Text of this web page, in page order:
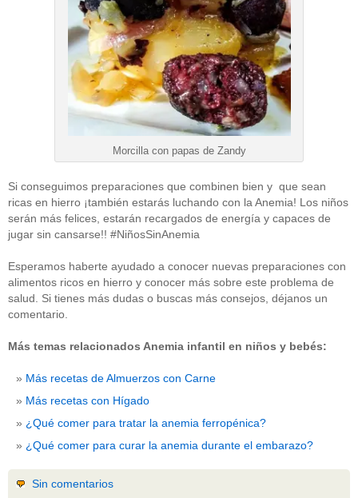
Morcilla con papas de Zandy
Si conseguimos preparaciones que combinen bien y que sean
ricas en hierro ¡también estarás luchando con la Anemia! Los niños
serán más felices, estarán recargados de energía y capaces de
jugar sin cansarse!! #NiñosSinAnemia
Esperamos haberte ayudado a conocer nuevas preparaciones con
alimentos ricos en hierro y conocer más sobre este problema de
salud. Si tienes más dudas o buscas más consejos, déjanos un
comentario.
Más temas relacionados Anemia infantil en niños y bebés:
Más recetas de Almuerzos con Carne
Más recetas con Hígado
¿Qué comer para tratar la anemia ferropénica?
¿Qué comer para curar la anemia durante el embarazo?
Sin comentarios